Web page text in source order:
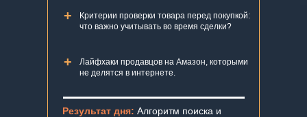
Результат дня: Алгоритм поиска и
Критерии проверки товара перед покупкой:
что важно учитывать во время сделки?
+
Лайфхаки продавцов на Амазон, которыми
не делятся в интернете.
+